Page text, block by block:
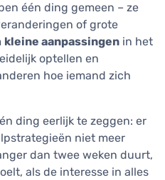
één ding gemeen – ze
of grote
kleine aanpassingen in het
optellen en
hoe iemand zich
ding eerlijk te zeggen: er
niet meer
dan twee weken duurt,
als de interesse in alles